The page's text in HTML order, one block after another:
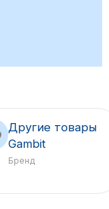
Другие товары
Gambit
Бренд